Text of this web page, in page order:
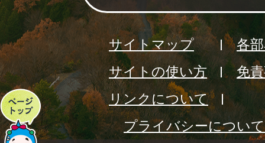
ペ
ー
サイトマップ
各
サイトの使い方
免
リンクについて
プライバシーについて